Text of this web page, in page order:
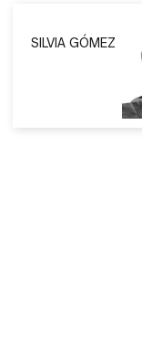
SILVIA GÓMEZ